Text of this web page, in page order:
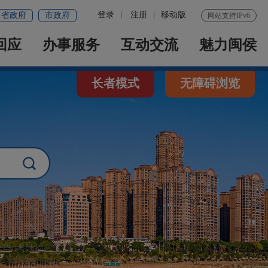
网站支持IPv6
登录 注册 移动版
省政府 市政府
应 办事服务 互动交流 魅力闽侯
长者模式 无障碍浏览